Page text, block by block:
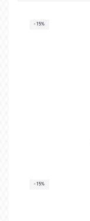
-15%
-15%